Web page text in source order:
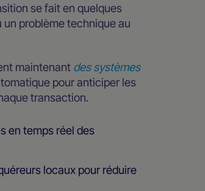
se fait en quelques
problème technique au
maintenant des systèmes
pour anticiper les
transaction.
en temps réel des
locaux pour réduire